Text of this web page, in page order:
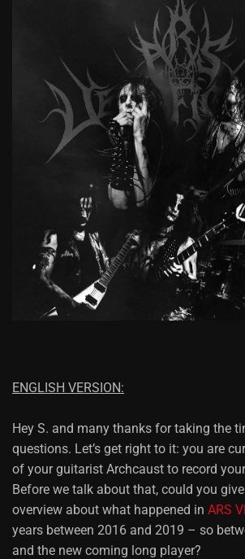
ENGLISH VERSION:
Hey S. and many thanks for taking the
questions. Let’s get right to it: you are
of your guitarist Archcaust to record
Before we talk about that, could you
overview about what happened in ARS
years between 2016 and 2019 – so
and the new coming long player?